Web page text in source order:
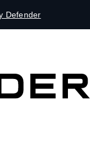
Defender